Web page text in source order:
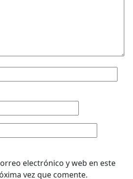
electrónico y web en este
vez que comente.